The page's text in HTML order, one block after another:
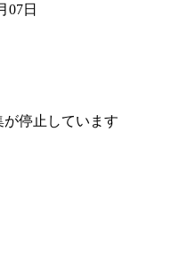
07日
が停止しています